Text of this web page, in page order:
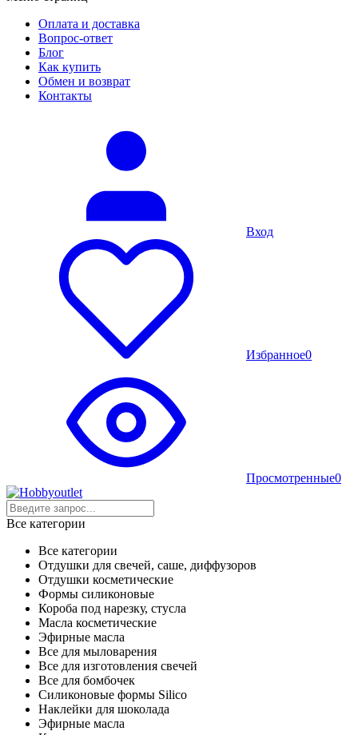
Оплата и доставка
Вопрос-ответ
Блог
Как купить
Обмен и возврат
Контакты
Вход
Избранное0
Просмотренные0
Все категории
Все категории
Отдушки для свечей, саше, диффузоров
Отдушки косметические
Формы силиконовые
Короба под нарезку, стусла
Масла косметические
Эфирные масла
Все для мыловарения
Все для изготовления свечей
Все для бомбочек
Силиконовые формы Silico
Наклейки для шоколада
Эфирные масла